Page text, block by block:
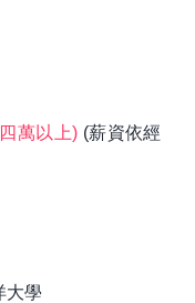
萬以上) (薪資依經
大學